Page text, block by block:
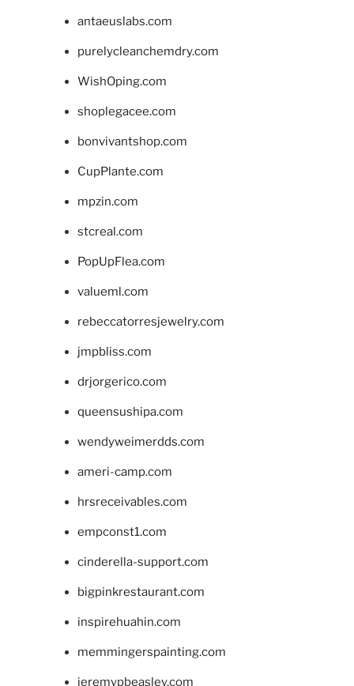
antaeuslabs.com
purelycleanchemdry.com
WishOping.com
shoplegacee.com
bonvivantshop.com
CupPlante.com
mpzin.com
stcreal.com
PopUpFlea.com
valueml.com
rebeccatorresjewelry.com
jmpbliss.com
drjorgerico.com
queensushipa.com
wendyweimerdds.com
ameri-camp.com
hrsreceivables.com
empconst1.com
cinderella-support.com
bigpinkrestaurant.com
inspirehuahin.com
memmingerspainting.com
jeremypbeasley.com